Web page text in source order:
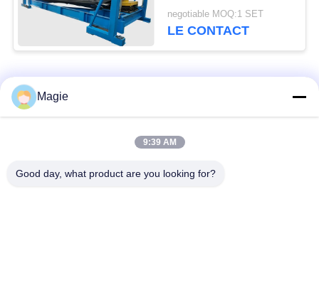
pour la poudre
métallique de silicium
negotiable MOQ:1 SET
LE CONTACT
Catégories populaires
Tamis rotatoire
Magie
9:39 AM
Good day, what product are you looking for?